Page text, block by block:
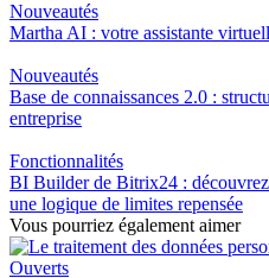
Nouveautés
Martha AI : votre assistante
Nouveautés
Base de connaissances 2.0 :
entreprise
Fonctionnalités
BI Builder de Bitrix24 :
une logique de limites repensée
Vous pourriez également aimer